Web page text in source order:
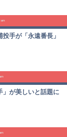
am
手が「永遠番長」
」が美しいと話題に